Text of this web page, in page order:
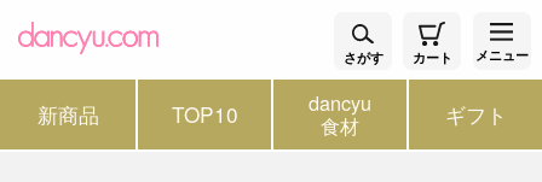
さがす カート メニュー
新商品 TOP10 dancyu
食材 ギフト